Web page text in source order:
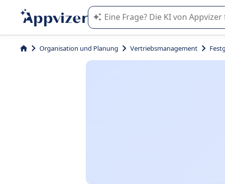
Die KI von Appvizer führt Sie bei
Organisation und Planung Vertriebsmanagement